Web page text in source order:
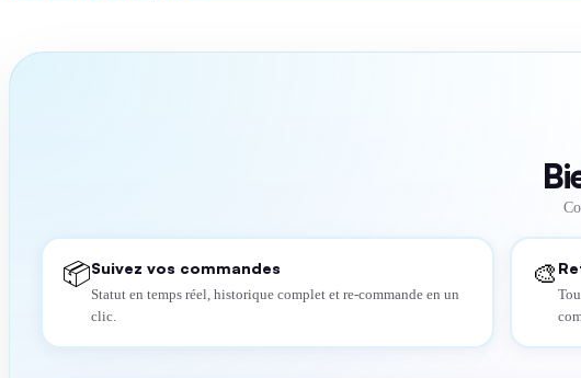
📦Suivez vos commandes
Statut en temps réel, historique complet et re-commande en un
clic.
🎨